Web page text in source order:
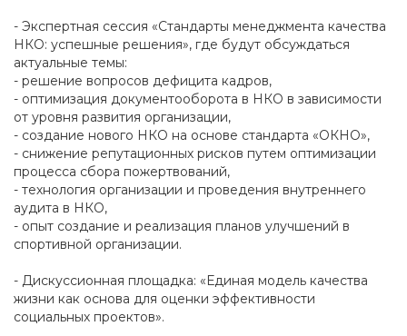
- Экспертная сессия «Стандарты менеджмента качества
НКО: успешные решения», где будут обсуждаться
актуальные темы:
- решение вопросов дефицита кадров,
- оптимизация документооборота в НКО в зависимости
от уровня развития организации,
- создание нового НКО на основе стандарта «ОКНО»,
- снижение репутационных рисков путем оптимизации
процесса сбора пожертвований,
- технология организации и проведения внутреннего
аудита в НКО,
- опыт создание и реализация планов улучшений в
спортивной организации.
- Дискуссионная площадка: «Единая модель качества
жизни как основа для оценки эффективности
социальных проектов».